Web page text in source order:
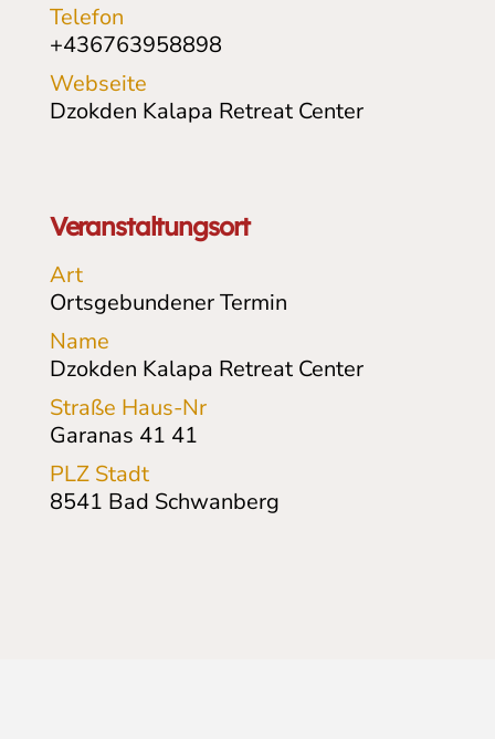
Telefon
+436763958898
Webseite
Dzokden Kalapa Retreat Center
Veranstaltungsort
Art
Ortsgebundener Termin
Name
Dzokden Kalapa Retreat Center
Straße Haus-Nr
Garanas 41 41
PLZ Stadt
8541 Bad Schwanberg